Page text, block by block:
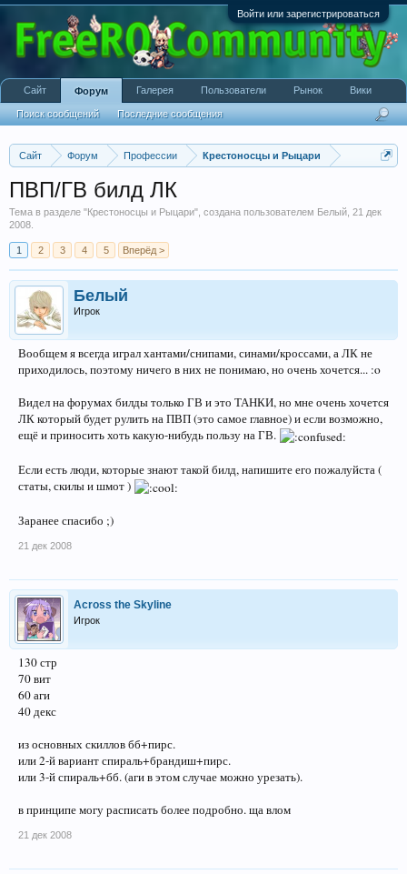
Войти или зарегистрироваться
Сайт Форум Профессии Крестоносцы и Рыцари
ПВП/ГВ билд ЛК
Тема в разделе "Крестоносцы и Рыцари", создана пользователем Белый 21 дек
2008
1 2 3 4 5 Вперёд >
Белый
Игрок
Вообщем я всегда играл хантами/снипами, синами/кроссами, а ЛК не
приходилось, поэтому ничего в них не понимаю, но очень хочется... :o
Видел на форумах билды только ГВ и это ТАНКИ, но мне очень хочется
ЛК который будет рулить на ПВП (это самое главное) и если возможно,
ещё и приносить хоть какую-нибудь пользу на ГВ.
Если есть люди, которые знают такой билд, напишите его пожалуйста (
статы, скилы и шмот )
Заранее спасибо ;)
21 дек 2008
Across the Skyline
Игрок
130 стр
70 вит
60 аги
40 декс
из основных скиллов бб+пирс.
или 2-й вариант спираль+брандиш+пирс.
или 3-й спираль+бб. (аги в этом случае можно урезать).
в принципе могу расписать более подробно. ща влом
21 дек 2008
Сайт Форум
Поиск сообщений Последние сообщения
Галерея Пользователи Рынок Вики